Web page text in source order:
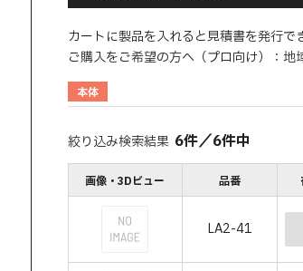
カートに製品を入れると見積書を発行で
ご購入をご希望の方へ（プロ向け）：地
本体
絞り込み検索結果 6件／6件中
画像・3Dビュー 品番
LA2-41